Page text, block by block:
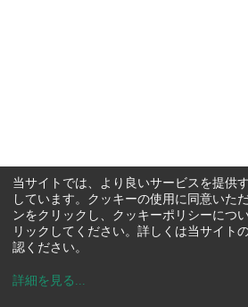
当サイトでは、より良いサービスを提供
しています。クッキーの使用に同意いた
ンをクリックし、クッキーポリシーにつ
リックしてください。詳しくは当サイト
認ください。
詳細を見る ...